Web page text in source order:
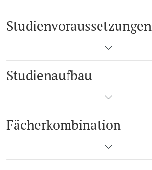
Studienvoraussetzungen
Studienaufbau
Fächerkombination